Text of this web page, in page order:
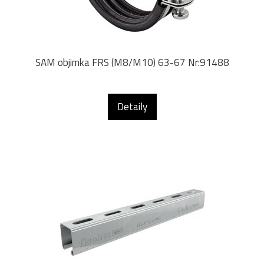
SAM objimka FRS (M8/M10) 63-67 Nr:91488
Detaily